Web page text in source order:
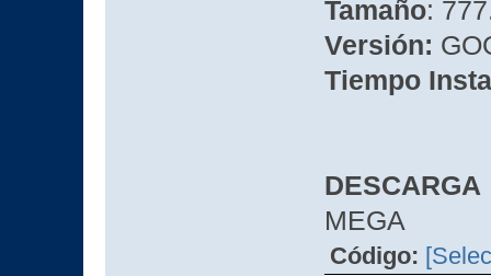
Tamaño:
Versión:
Tiempo
DESCARGA
MEGA
Código: